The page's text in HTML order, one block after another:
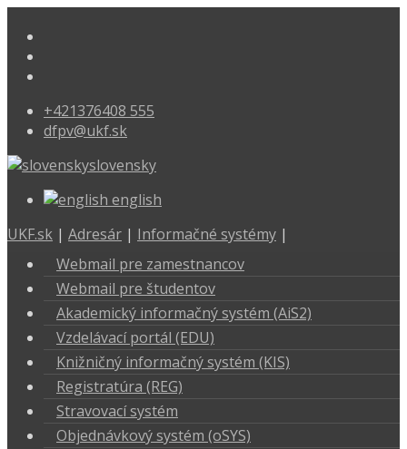
+421376408 555
dfpv@ukf.sk
slovensky
english
UKF.sk | Adresár | Informačné systémy |
Webmail pre zamestnancov
Webmail pre študentov
Akademický informačný systém (AiS2)
Vzdelávací portál (EDU)
Knižničný informačný systém (KIS)
Registratúra (REG)
Stravovací systém
Objednávkový systém (oSYS)